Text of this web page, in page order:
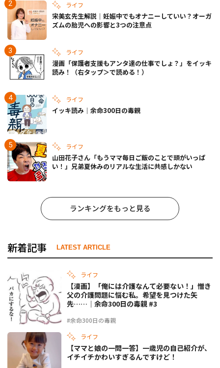
ライフ
宋美玄先生解説｜妊娠中でもオナニーしていい？オーガ
ズムの胎児への影響と3つの注意点
ライフ
漫画「保護者支援もアンタ達の仕事でしょ？」をイッキ
読み！（右タップ＞で読める！）
ライフ
イッキ読み｜余命300日の毒親
ライフ
山田花子さん「もうママ毎日ご飯のことで頭がいっぱ
い！」兄弟夏休みのリアルな生活に共感しかない
ランキングをもっと見る
新着記事 LATEST ARTICLE
ライフ
#余命300日の毒親
【漫画】「俺には介護なんて必要ない！」憎き
父の介護問題に悩む私。希望を見つけた矢
先……｜余命300日の毒親 #3
ライフ
【ママと娘の一問一答】一歳児の自己紹介が、
イチイチかわいすぎるんですけど！